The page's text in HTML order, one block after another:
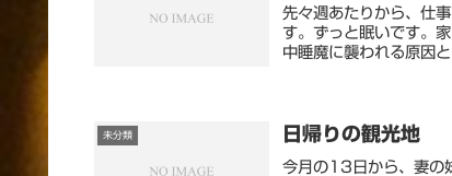
先々週あたりから、仕
す。ずっと眠いです。
中睡魔に襲われる原因
未分類 日帰りの観光地
今月の13日から、妻の